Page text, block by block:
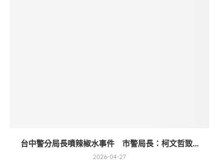
台中警分局長噴辣椒水事件 市警局長：柯文哲致...
2026-04-27